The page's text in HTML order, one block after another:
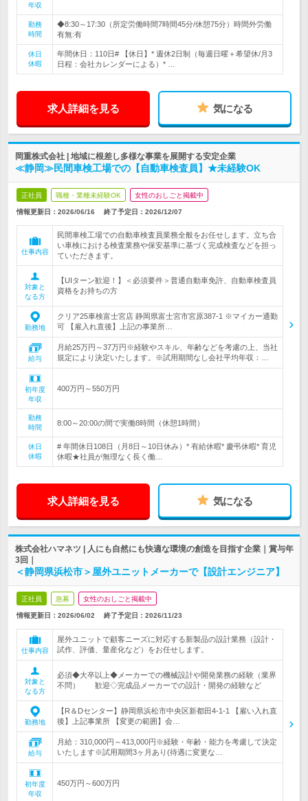
年収
勤務
時間
◆8:30～17:30（所定労働時間7時間45分/休憩75分）時間外労働
有無:有
休日
休暇
年間休日：110日# 【休日】* 週休2日制（毎週日曜＋希望休/月3
日程：会社カレンダーによる）* …
求人詳細を見る 気になる
岡重株式会社 | 地域に根差し多様な事業を展開する安定企業
≪静岡≫民間車検工場での【自動車検査員】★未経験OK
正社員 職種・業種未経験OK 女性のおしごと掲載中
情報更新日：2026/06/16 終了予定日： 2026/12/07
仕事内容
民間車検工場での自動車検査員業務全般をお任せします。立ち合
い車検における検査業務や保安基準に基づく完成検査などを担っ
ていただきます。
対象と
なる方
【UIターン歓迎！】＜必須要件＞普通自動車免許、自動車検査員
資格をお持ちの方
勤務地
クリア25車検富士宮店 静岡県富士宮市宮原387-1 ※マイカー通勤
可 【雇入れ直後】上記の事業所…
給与
月給25万円～37万円※経験やスキル、年齢などを考慮の上、当社
規定により決定いたします。※試用期間なし会社平均年収：…
初年度
年収
400万円～550万円
勤務
時間
8:00～20:00の間で実働8時間（休憩1時間）
休日
休暇
# 年間休日108日（月8日～10日休み）* 有給休暇* 慶弔休暇* 育児
休暇★社員が無理なく長く働…
求人詳細を見る 気になる
株式会社ハマネツ | 人にも自然にも快適な環境の創造を目指す企業｜賞与年
3回｜
＜静岡県浜松市＞屋外ユニットメーカーで【設計エンジニア】
正社員 急募 女性のおしごと掲載中
情報更新日：2026/06/02 終了予定日： 2026/11/23
仕事内容
屋外ユニットで顧客ニーズに対応する新製品の設計業務（設計・
試作、評価、量産化など）をお任せします。
対象と
なる方
必須◆大卒以上◆メーカーでの機械設計や開発業務の経験（業界
不問） 歓迎◇完成品メーカーでの設計・開発の経験など
勤務地
【R＆Dセンター】静岡県浜松市中央区新都田4-1-1 【雇い入れ直
後】上記事業所 【変更の範囲】会…
給与
月給：310,000円～413,000円※経験・年齢・能力を考慮して決定
いたします※試用期間3ヶ月あり(待遇に変更な…
初年度
年収
450万円～600万円